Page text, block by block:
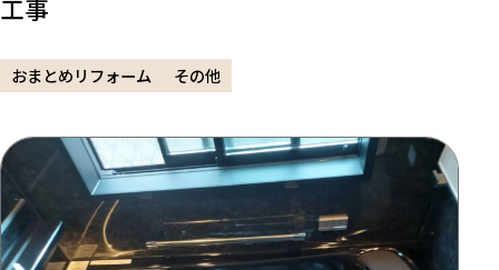
工事
おまとめリフォーム その他